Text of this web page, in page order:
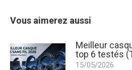
Vous aimerez aussi
Meilleur
top 6 testés
15/05/2026